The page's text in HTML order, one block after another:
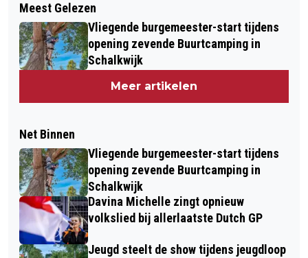
Meest Gelezen
Vliegende burgemeester-start tijdens
opening zevende Buurtcamping in
Schalkwijk
Meer artikelen
Net Binnen
Vliegende burgemeester-start tijdens
opening zevende Buurtcamping in
Schalkwijk
Davina Michelle zingt opnieuw
volkslied bij allerlaatste Dutch GP
Jeugd steelt de show tijdens jeugdloop